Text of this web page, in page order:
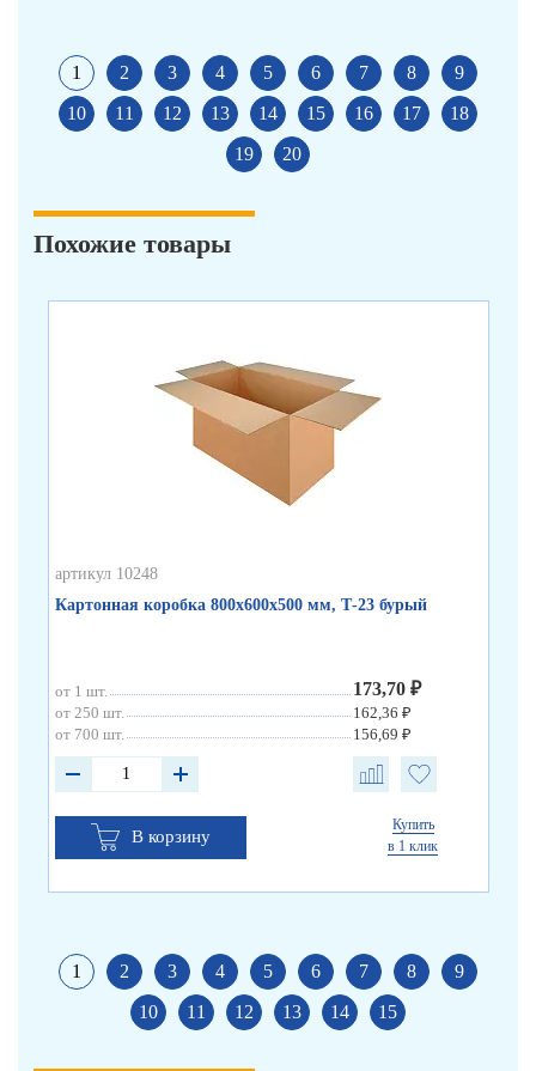
1 2 3 4 5 6 7 8
9
10
11 12 13 14 15 16 17
18
19
20
Похожие товары
артикул 10248
Картонная коробка 800х600х500 мм, Т-23 бурый
от 1 шт. 173,70 ₽
от 250 шт.
162,36 ₽
от 700 шт.
156,69 ₽
В корзину
Купить
в 1 клик
1 2 3 4 5 6 7 8
9
10
11 12 13 14 15